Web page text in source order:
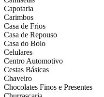
Capotaria
Carimbos
Casa de Frios
Casa de Repouso
Casa do Bolo
Celulares
Centro Automotivo
Cestas Básicas
Chaveiro
Chocolates Finos e Presentes